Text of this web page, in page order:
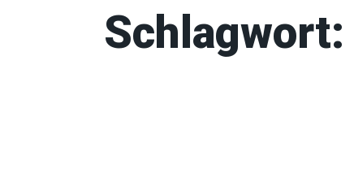
Schlagwort: